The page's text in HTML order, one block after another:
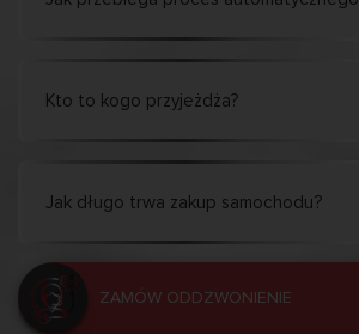
Kto to kogo przyjeżdża?
Jak długo trwa zakup samochodu?
ZAMÓW ODDZWONIENIE